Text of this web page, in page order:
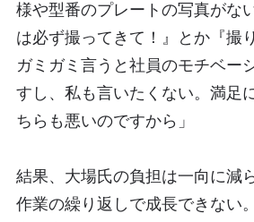
様や型番のプレートの写真がな
は必ず撮ってきて！』とか『撮
ガミガミ言うと社員のモチベー
すし、私も言いたくない。満足
ちらも悪いのですから」
結果、大場氏の負担は一向に減
作業の繰り返しで成長できない